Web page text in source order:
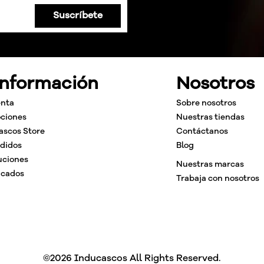
Suscríbete
Store
Nosotros
Sobre nosotros
Nuestras tiendas
Contáctanos
Blog
Nuestras marcas
Trabaja con nosotros
©2026 Inducascos All Rights Reserved.